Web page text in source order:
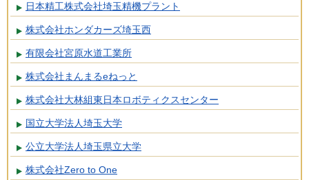
日本精工株式会社埼玉精機プラント
株式会社ホンダカーズ埼玉西
有限会社宮原水道工業所
株式会社まんまるeねっと
株式会社大林組東日本ロボティクスセンター
国立大学法人埼玉大学
公立大学法人埼玉県立大学
株式会社Zero to One